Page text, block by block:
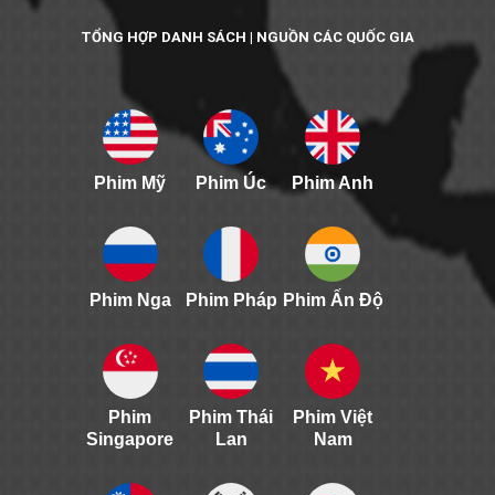
TỔNG HỢP DANH SÁCH | NGUỒN CÁC QUỐC GIA
Phim Mỹ Phim Úc Phim Anh
Phim Nga Phim Pháp Phim Ấn Độ
Phim
Singapore
Phim Thái
Lan
Phim Việt
Nam